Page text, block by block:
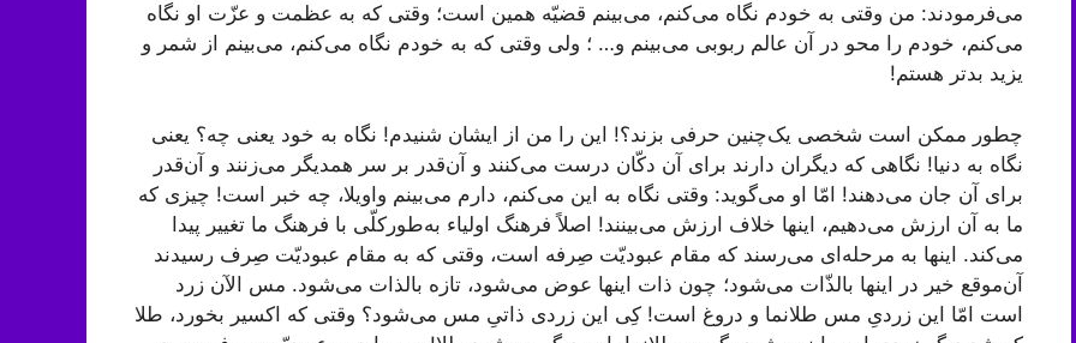
می‌فرمودند: من وقتی به خودم نگاه می‌کنم، می‌بینم قضیّه همین است؛ وقتی که به عظمت و عزّت او نگاه
می‌کنم، خودم را محو در آن عالم ربوبی می‌بینم و… ؛ ولی وقتی که به خودم نگاه می‌کنم، می‌بینم از شمر و
یزید بدتر هستم!
چطور ممکن است شخصی یک‌چنین حرفی بزند؟! این را من از ایشان شنیدم! نگاه به خود یعنی چه؟ یعنی
نگاه به دنیا! نگاهی که دیگران دارند برای آن دکّان درست می‌کنند و آن‌قدر بر سر همدیگر می‌زنند و آن‌قدر
برای آن جان می‌دهند! امّا او می‌گوید: وقتی نگاه به این می‌کنم، دارم می‌بینم واویلا، چه خبر است! چیزی که
ما به آن ارزش می‌دهیم، اینها خلاف ارزش می‌بینند! اصلاً فرهنگ اولیاء به‌طورکلّی با فرهنگ ما تغییر پیدا
می‌کند. اینها به مرحله‌ای می‌رسند که مقام عبودیّت صِرفه است، وقتی که به مقام عبودیّت صِرف رسیدند
آن‌موقع خیر در اینها بالذّات می‌شود؛ چون ذات اینها عوض می‌شود، تازه بالذات می‌شود. مس الآن زرد
است امّا این زردیِ مس طلا‌نما و دروغ است! کِی این زردی ذاتیِ مس می‌شود؟ وقتی که اکسیر بخورد، طلا